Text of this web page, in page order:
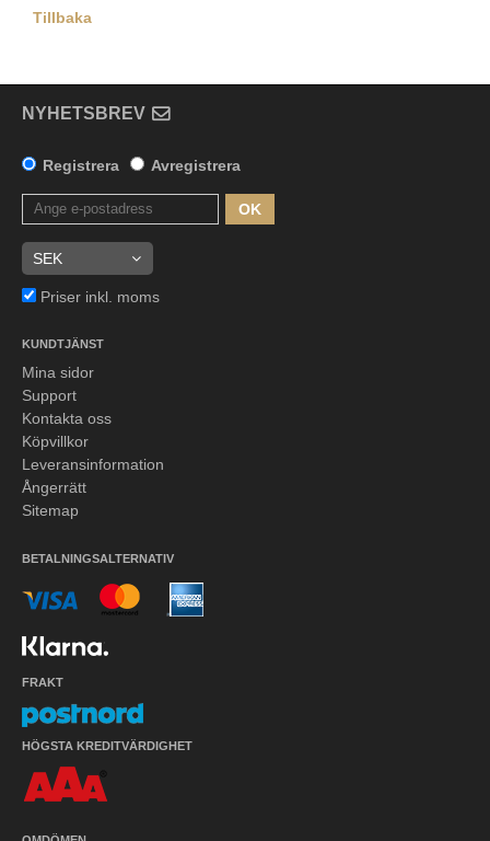
Tillbaka
NYHETSBREV
Registrera Avregistrera
OK
Priser inkl. moms
KUNDTJÄNST
Mina sidor
Support
Kontakta oss
Köpvillkor
Leveransinformation
Ångerrätt
Sitemap
BETALNINGSALTERNATIV
FRAKT
HÖGSTA KREDITVÄRDIGHET